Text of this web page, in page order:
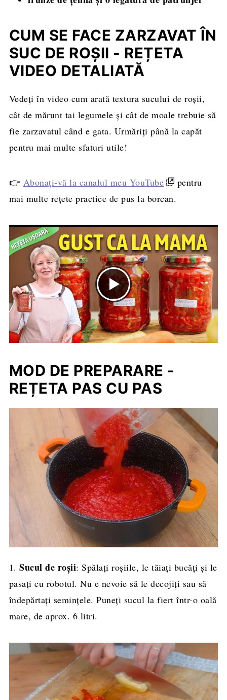
CUM SE FACE ZARZAVAT ÎN
SUC DE ROȘII - REȚETA
VIDEO DETALIATĂ
Vedeți în video cum arată textura sucului de roșii,
cât de mărunt tai legumele și cât de moale trebuie să
fie zarzavatul când e gata. Urmăriți până la capăt
pentru mai multe sfaturi utile!
👉 Abonați-vă la canalul meu YouTube
pentru
mai multe rețete practice de pus la borcan.
MOD DE PREPARARE -
REȚETA PAS CU PAS
1.Sucul de roșii: Spălați roșiile, le tăiați bucăți și le
pasați cu robotul. Nu e nevoie să le decojiți sau să
îndepărtați semințele. Puneți sucul la fiert într-o oală
mare, de aprox. 6 litri.